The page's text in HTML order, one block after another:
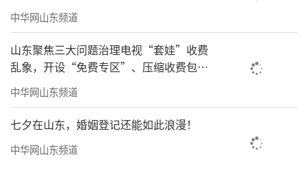
中华网山东频道
山东聚焦三大问题治理电视“套娃”收费
乱象，开设“免费专区”、压缩收费包比
例70%以上
中华网山东频道
七夕在山东，婚姻登记还能如此浪漫！
中华网山东频道